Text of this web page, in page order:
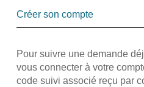
Créer son compte
Pour suivre une demande
vous connecter à votre
code suivi associé reçu par